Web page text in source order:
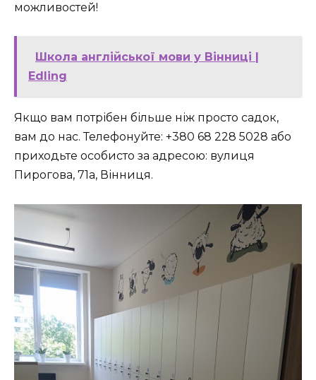
можливостей!
Школа англійської мови у Вінниці |
Edling
Якщо вам потрібен більше ніж просто садок,
вам до нас. Телефонуйте: +380 68 228 5028 або
приходьте особисто за адресою: вулиця
Пирогова, 71а, Вінниця.